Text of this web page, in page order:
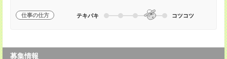
仕事の仕方 テキパキ コツコツ
募集情報